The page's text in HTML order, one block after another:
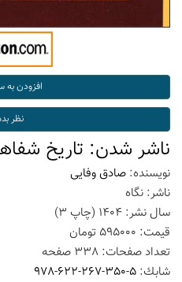
ناشر شدن: تاریخ
نویسنده: صادق وفایی
ناشر: نگاه
سال نشر: 1404 (چاپ 3
)
قیمت: 595000 تومان
تعداد صفحات: 338 صفحه
شابك: 978-622-267-350-5